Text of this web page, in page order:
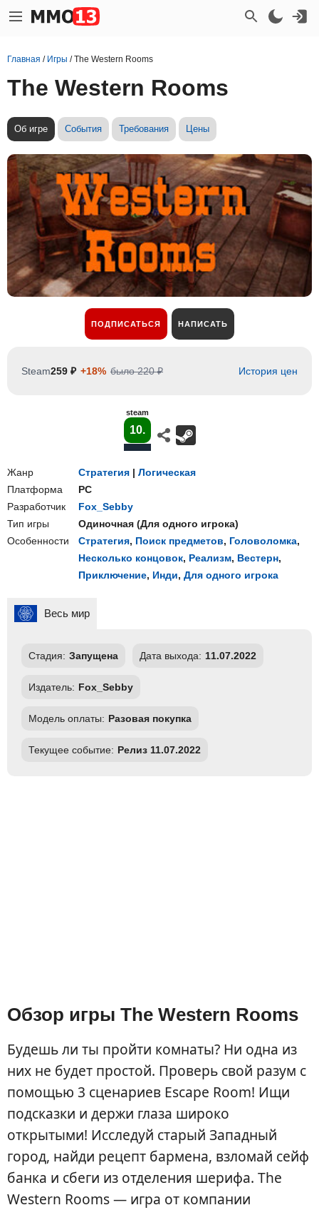
Главная / Игры /The Western Rooms
The Western Rooms
Об игре События Требования Цены
ПОДПИСАТЬСЯ НАПИСАТЬ
Steam259 ₽ +18% было 220 ₽ История цен
steam
10.
Жанр Стратегия | Логическая
Платформа
PC
Разработчик
Fox_Sebby
Тип игры
Одиночная (Для одного игрока)
Особенности
Стратегия, Поиск предметов, Головоломка,
Несколько концовок, Реализм, Вестерн,
Приключение, Инди, Для одного игрока
Весь мир
Стадия: Запущена Дата выхода: 11.07.2022
Издатель: Fox_Sebby
Модель оплаты: Разовая покупка
Текущее событие: Релиз 11.07.2022
Обзор игры The Western Rooms
Будешь ли ты пройти комнаты? Ни одна из
них не будет простой. Проверь свой разум с
помощью 3 сценариев Escape Room! Ищи
подсказки и держи глаза широко
открытыми! Исследуй старый Западный
город, найди рецепт бармена, взломай сейф
банка и сбеги из отделения шерифа. The
Western Rooms — игра от компании